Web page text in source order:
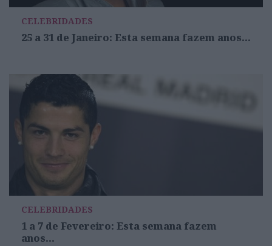
CELEBRIDADES
25 a 31 de Janeiro: Esta semana fazem anos...
CELEBRIDADES
1 a 7 de Fevereiro: Esta semana fazem
anos...